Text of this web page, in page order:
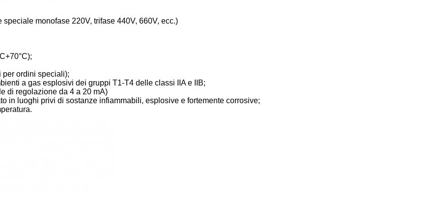
monofase 220V, trifase 440V, 660V, ecc.)
per ordini speciali);
a gas esplosivi dei gruppi T1-T4 delle classi IIA e IIB;
di regolazione da 4 a 20 mA)
in luoghi privi di sostanze infiammabili, esplosive e fortemente corrosive;